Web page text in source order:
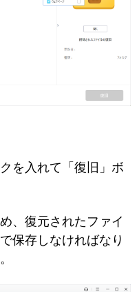
を入れて「復旧」ボ
、復元されたファイ
保存しなければなり